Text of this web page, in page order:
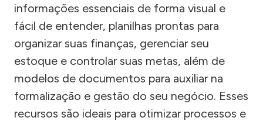
informações essenciais de forma visual e
fácil de entender, planilhas prontas para
organizar suas finanças, gerenciar seu
estoque e controlar suas metas, além de
modelos de documentos para auxiliar na
formalização e gestão do seu negócio. Esses
recursos são ideais para otimizar processos e